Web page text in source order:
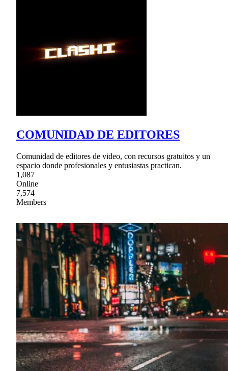
COMUNIDAD DE EDITORES
Comunidad de editores de video, con recursos gratuitos y un
espacio donde profesionales y entusiastas practican.
1,087
Online
7,574
Members